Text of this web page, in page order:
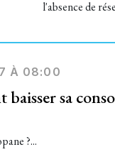
l'absence de
À 08:00
sa
?...